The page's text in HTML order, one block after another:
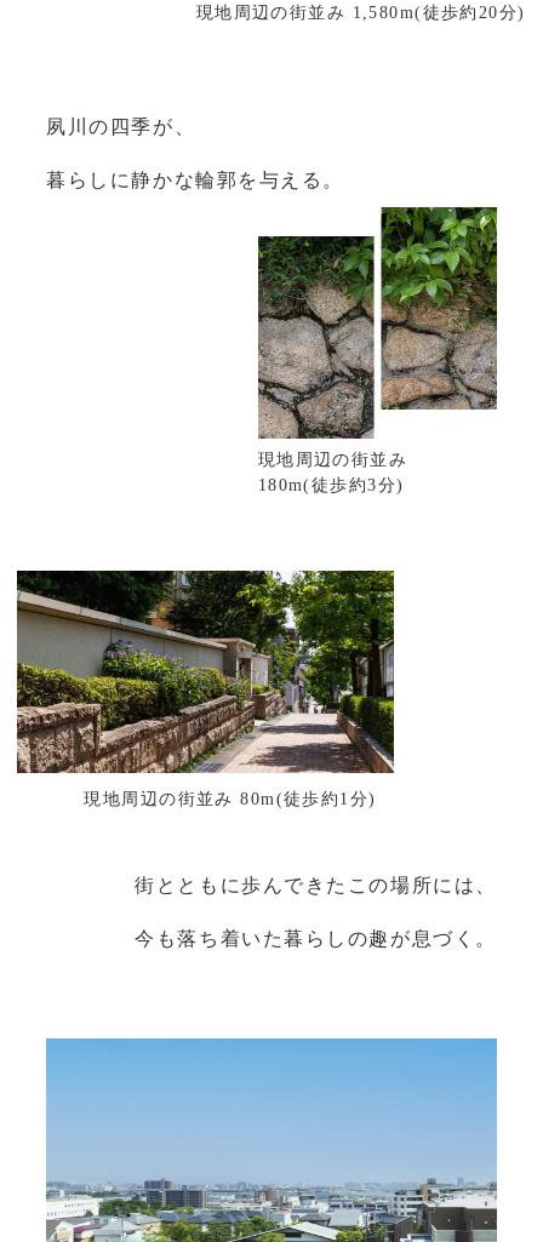
現地周辺の街並み 1,580m(徒歩約20分)
夙川の四季が、
暮らしに静かな輪郭を与える。
現地周辺の街並み
180m(徒歩約3分)
現地周辺の街並み 80m(徒歩約1分)
街とともに歩んできたこの場所には、
今も落ち着いた暮らしの趣が息づく。